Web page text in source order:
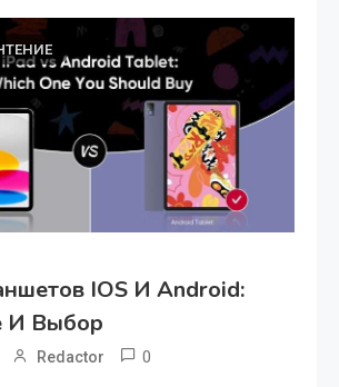
IOS И Android:
И Выбор
Redactor 0